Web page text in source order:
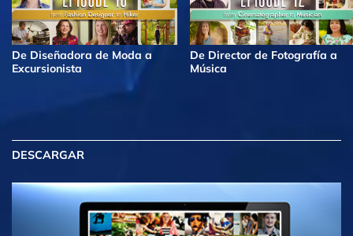
De Diseñadora de Moda a
Excursionista
De Director de Fotografía a
Música
DESCARGAR